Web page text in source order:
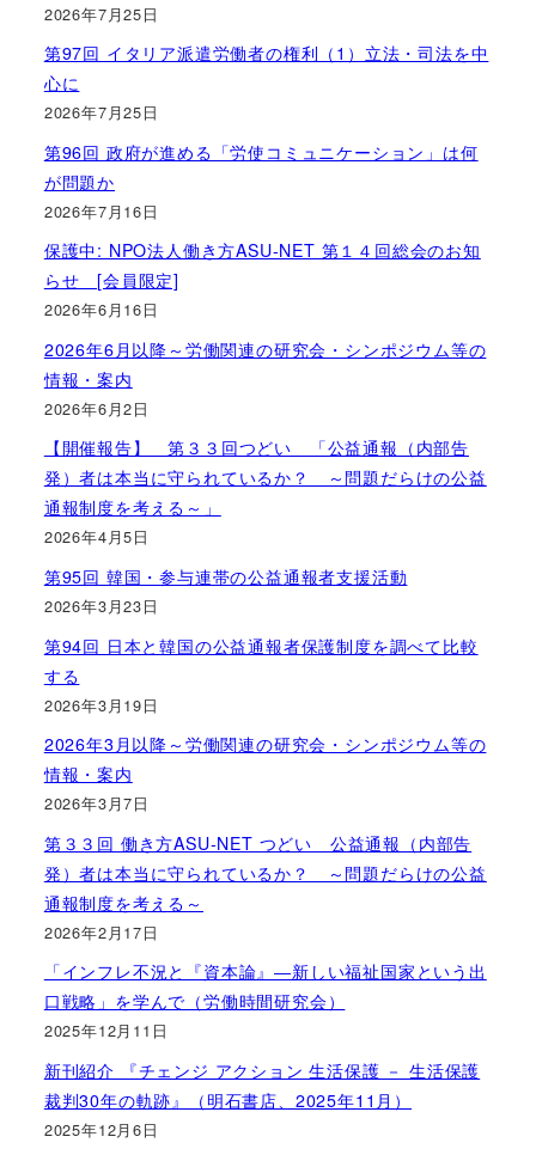
2026年7月25日
第97回 イタリア派遣労働者の権利（1）立法・司法を中
心に
2026年7月25日
第96回 政府が進める「労使コミュニケーション」は何
が問題か
2026年7月16日
保護中: NPO法人働き方ASU-NET 第１４回総会のお知
らせ [会員限定]
2026年6月16日
2026年6月以降～労働関連の研究会・シンポジウム等の
情報・案内
2026年6月2日
【開催報告】 第３３回つどい 「公益通報（内部告
発）者は本当に守られているか？ ～問題だらけの公益
通報制度を考える～」
2026年4月5日
第95回 韓国・参与連帯の公益通報者支援活動
2026年3月23日
第94回 日本と韓国の公益通報者保護制度を調べて比較
する
2026年3月19日
2026年3月以降～労働関連の研究会・シンポジウム等の
情報・案内
2026年3月7日
第３３回 働き方ASU-NET つどい 公益通報（内部告
発）者は本当に守られているか？ ～問題だらけの公益
通報制度を考える～
2026年2月17日
「インフレ不況と『資本論』―新しい福祉国家という出
口戦略」を学んで（労働時間研究会）
2025年12月11日
新刊紹介 『チェンジ アクション 生活保護 － 生活保護
裁判30年の軌跡』（明石書店、2025年11月）
2025年12月6日